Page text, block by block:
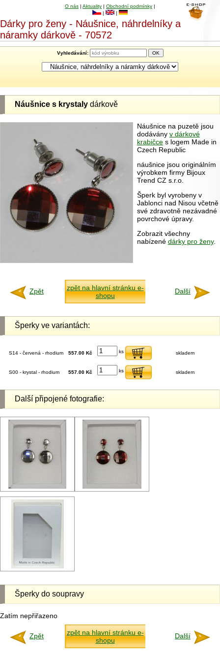
O nás | Aktuality | Obchodní podmínky |
|
|
Dárky pro ženy - Náušnice, náhrdelníky a
náramky dárkově - 70572
Vyhledávání:
Náušnice s krystaly dárkově
Náušnice na puzetě jsou
dodávány v dárkové
krabičces logem Made in
Czech Republic
náušnice jsou originálním
výrobkem firmy Bijoux
Trend CZ s.r.o.
Šperk byl vyrobeny v
Jablonci nad Nisou včetně
své zdravotně nezávadné
povrchové úpravy.
Zobrazit všechny
nabízené dárky pro ženy.
Zpět
zpět na hlavní stránku e-
shopu
Další
Šperky ve variantách:
S14 - červená - rhodium 557.00 Kč ks skladem
S00 - krystal - rhodium 557.00 Kč ks skladem
Další připojené fotografie:
Šperky do soupravy
Zatím nepřiřazeno
Zpět
zpět na hlavní stránku e-
shopu
Další